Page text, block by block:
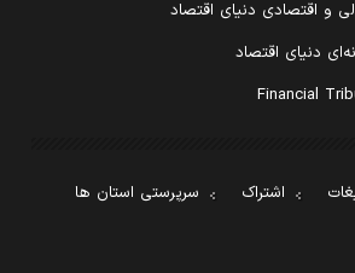
و اقتصادی دنیای اقتصاد
دنیای اقتصاد
اشتراک
سرپرستی استان ها